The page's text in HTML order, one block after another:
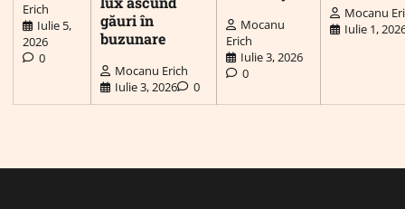
Erich
Iulie 5,
2026
0
găuri în
buzunare
Mocanu Erich
Iulie 3, 2026
0
Mocanu
Erich
Iulie 3, 2026
0
Mocanu
Iulie 1,